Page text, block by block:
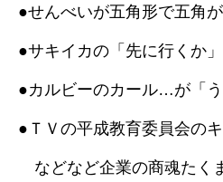
●せんべいが五角形で五角が
●サキイカの「先に行くか」
●カルビーのカール…が「う
●ＴＶの平成教育委員会の
などなど企業の商魂たく